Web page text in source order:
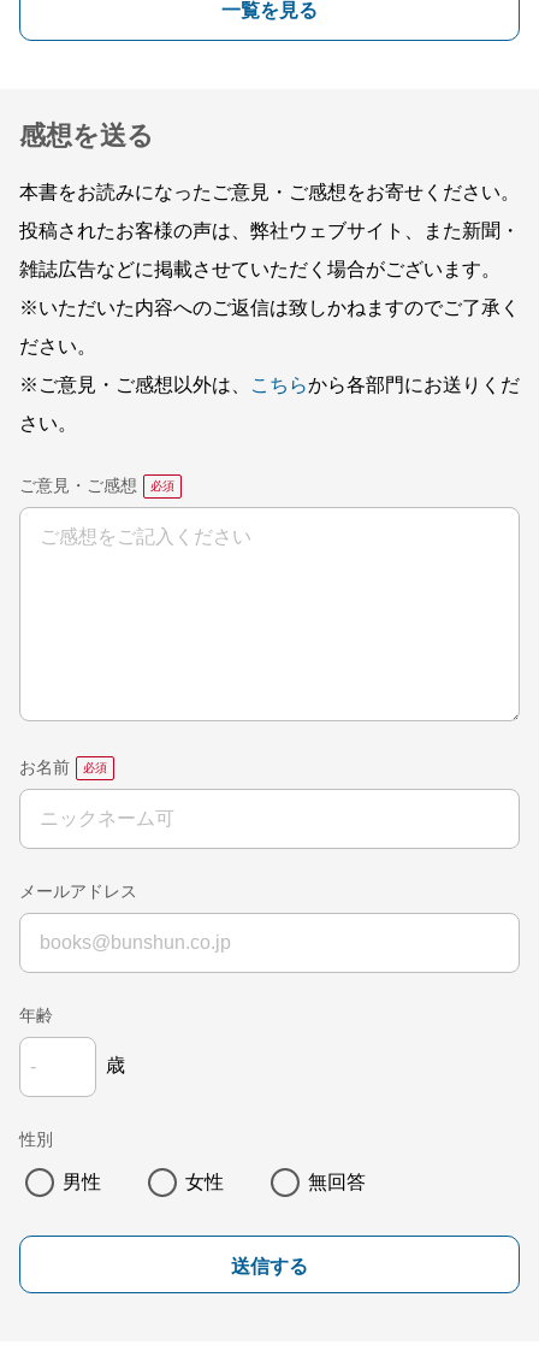
一覧を見る
感想を送る
本書をお読みになったご意見・ご感想をお寄せください。
投稿されたお客様の声は、弊社ウェブサイト、また新聞・
雑誌広告などに掲載させていただく場合がございます。
※いただいた内容へのご返信は致しかねますのでご了承く
ださい。
※ご意見・ご感想以外は、
こちらから各部門にお送りくだ
さい。
ご意見・ご感想
お名前
メールアドレス
年齢
歳
性別
男性 女性 無回答
送信する